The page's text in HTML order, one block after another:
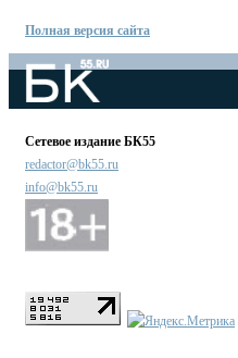
Полная версия сайта
Сетевое издание БК55
redactor@bk55.ru
info@bk55.ru